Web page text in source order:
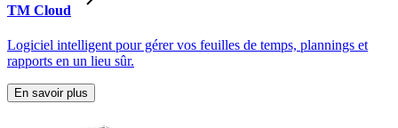
TM Cloud
Logiciel intelligent pour gérer vos feuilles de temps, plannings et
rapports en un lieu sûr.
En savoir plus